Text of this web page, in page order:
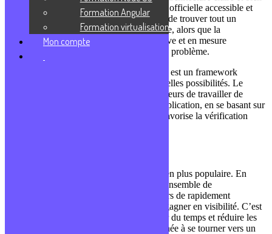
lisible. À cela, s’ajoute une documentation officielle accessible et
surtout, compréhensible. Elle permet donc de trouver tout un
ensemble d’informations, de manière rapide, alors que la
communauté, elle, est particulièrement active et en mesure
d’accompagner quiconque rencontrerait un problème.
D’un point de vue plus technique, Angular est un framework
régulièrement mis à jour, qui présente de belles possibilités. Le
MVVM permet par exemple aux développeurs de travailler de
manière séparée sur une seule section d’application, en se basant sur
une seule base de données. Le typescript favorise la vérification
Angular est un framework qui est de plus en plus populaire. En
effet, ce dernier s’accompagne de tout un ensemble de
fonctionnalités permettant aux entrepreneurs de rapidement
développer leurs outils leur permettant de gagner en visibilité. C’est
pourquoi, si une entreprise souhaite gagner du temps et réduire les
coûts de production, elle pourrait être amenée à se tourner vers un
Formation Angular
Formation virtualisation
Mon compte